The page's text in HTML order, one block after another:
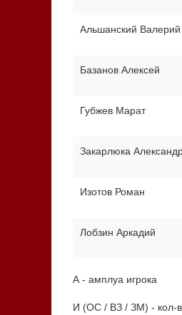
Альшанский Валерий
Базанов Алексей
Губжев Марат
Закарлюка
Изотов Роман
Лобзин Аркадий
А - амплуа игрока
И (ОС / ВЗ / ЗМ) - кол-